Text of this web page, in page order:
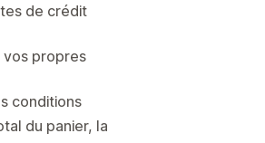
de crédit
vos propres
conditions
du panier, la